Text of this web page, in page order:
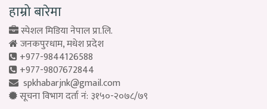
हाम्रो बारेमा
स्पेशल मिडिया नेपाल प्रा.लि.
जनकपुरधाम, मधेश प्रदेश
+977-9844126588
+977-9807672844
spkhabarjnk@gmail.com
सूचना विभाग दर्ता नं: ३१५०-२०७८/७९